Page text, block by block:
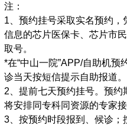
的术后随访复诊制度。数据
详实资料，使我科治疗的肿
于客观数据库得出国内、国
肠外科界享有较高声誉。
5.规范直肠癌全系膜切除、
直肠癌根治术,开展结肠“J”
治手术。整体提高了直肠癌
提高了生存率，明显降低了
注：
1、预约挂号采取实名预约
信息的芯片医保卡、芯片市
取号。
*在“中山一院”APP/自助机
诊当天按短信提示自助报道。
2、提前七天预约挂号。预
将安排同专科同资源的专家接
3、按预约时段报到、候诊；